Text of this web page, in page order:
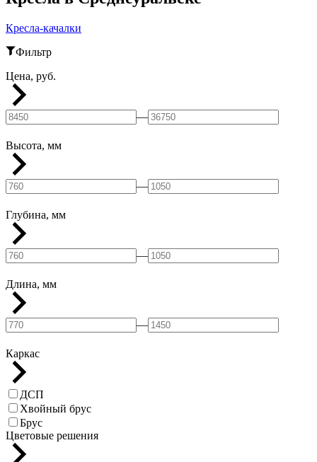
Кресла-качалки
Фильтр
Цена, руб.
—
Высота, мм
—
Глубина, мм
—
Длина, мм
—
Каркас
ДСП
Хвойный брус
Брус
Цветовые решения